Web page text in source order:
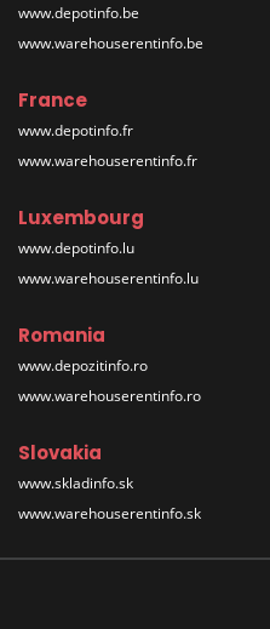
www.depotinfo.be
www.warehouserentinfo.be
France
www.depotinfo.fr
www.warehouserentinfo.fr
Luxembourg
www.depotinfo.lu
www.warehouserentinfo.lu
Romania
www.depozitinfo.ro
www.warehouserentinfo.ro
Slovakia
www.skladinfo.sk
www.warehouserentinfo.sk